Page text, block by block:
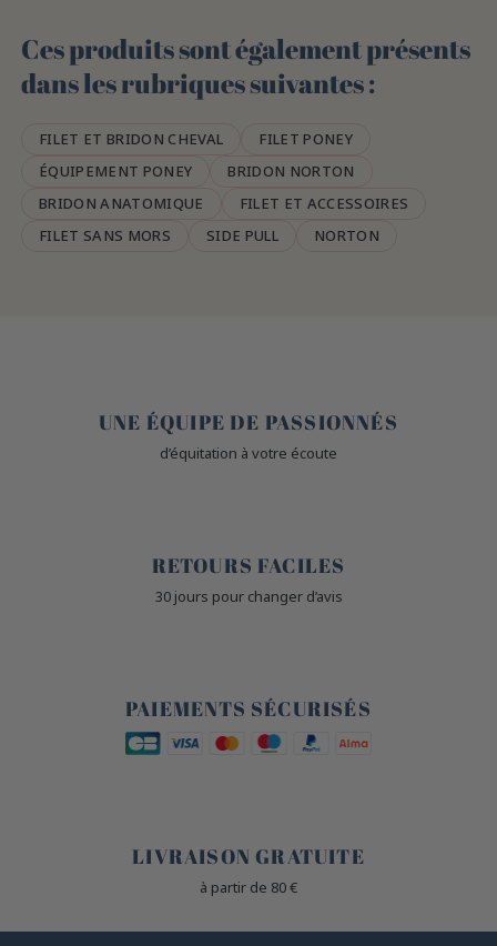
Ces produits sont également présents
dans les rubriques suivantes :
FILET ET BRIDON CHEVAL
FILET PONEY
ÉQUIPEMENT PONEY
BRIDON NORTON
BRIDON ANATOMIQUE
FILET ET ACCESSOIRES
FILET SANS MORS
SIDE PULL NORTON
UNE ÉQUIPE DE PASSIONNÉS
d’équitation à votre écoute
RETOURS FACILES
30 jours pour changer d’avis
PAIEMENTS SÉCURISÉS
LIVRAISON GRATUITE
à partir de 80 €